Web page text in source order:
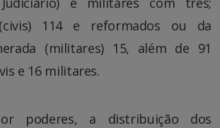
114 e reformados ou da
(militares) 15, além de 91
e 16 militares.
poderes, a distribuição dos